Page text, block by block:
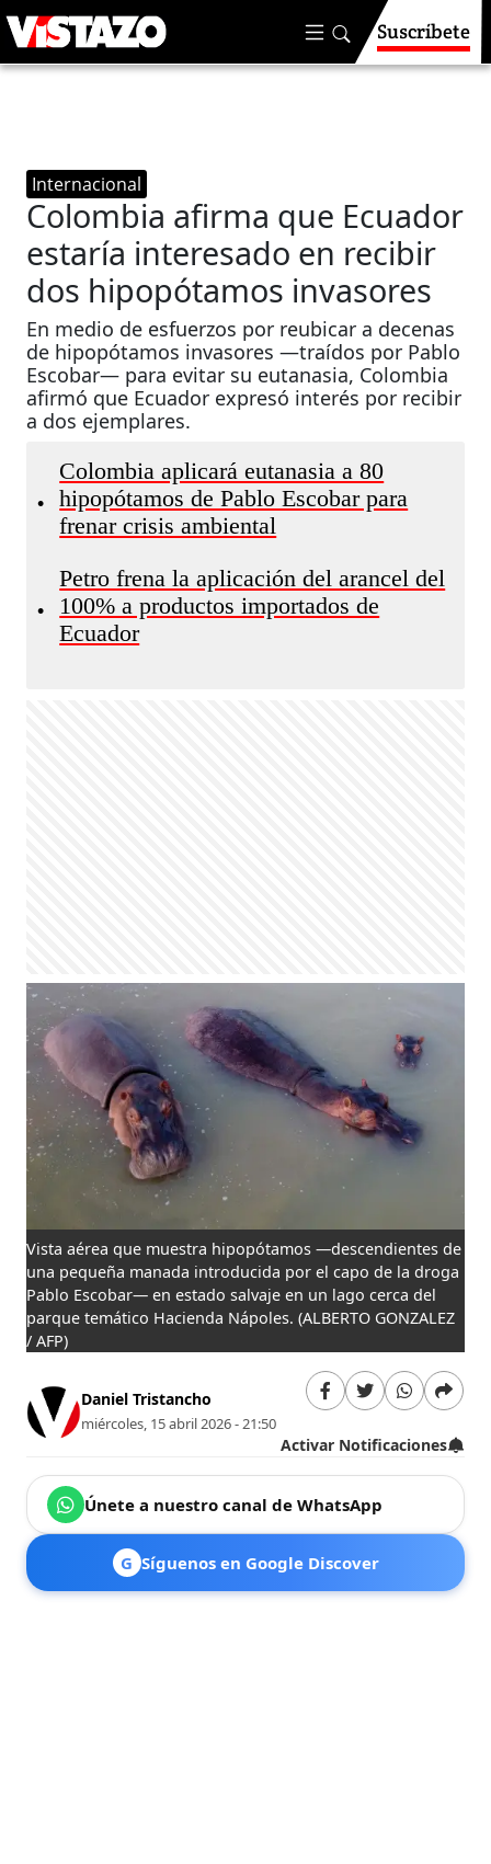
Suscríbete
Internacional
Colombia afirma que Ecuador
estaría interesado en recibir
dos hipopótamos invasores
En medio de esfuerzos por reubicar a decenas
de hipopótamos invasores —traídos por Pablo
Escobar— para evitar su eutanasia, Colombia
afirmó que Ecuador expresó interés por recibir
a dos ejemplares.
•
Colombia aplicará eutanasia a 80
hipopótamos de Pablo Escobar para
frenar crisis ambiental
•
Petro frena la aplicación del arancel del
100% a productos importados de
Ecuador
Vista aérea que muestra hipopótamos —descendientes de
una pequeña manada introducida por el capo de la droga
Pablo Escobar— en estado salvaje en un lago cerca del
parque temático Hacienda Nápoles. (ALBERTO GONZALEZ
/ AFP)
Daniel Tristancho
miércoles, 15 abril 2026 - 21:50
Activar Notificaciones
Únete a nuestro canal de WhatsApp
G Síguenos en Google Discover